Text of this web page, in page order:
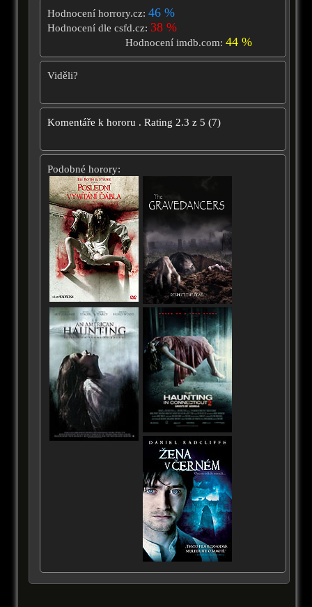
Hodnocení horrory.cz: 46 %
Hodnocení dle csfd.cz: 38 %
Hodnocení imdb.com:44 %
Viděli?
Komentáře k hororu . Rating 2.3 z 5 (7)
Podobné horory: